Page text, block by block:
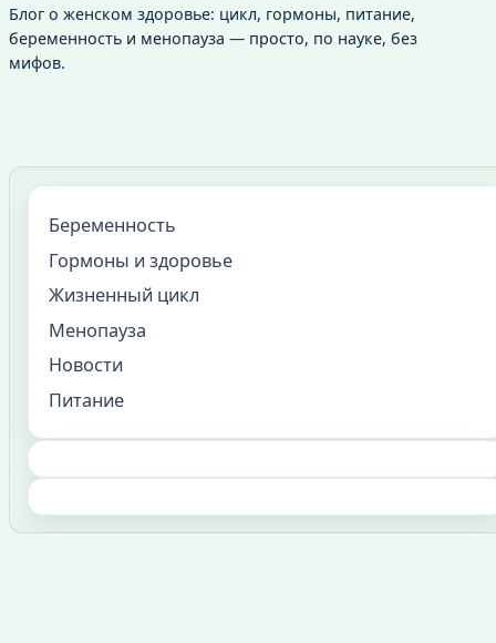
Блог о женском здоровье: цикл, гормоны, питание,
беременность и менопауза — просто, по науке, без
мифов.
Беременность
Гормоны и здоровье
Жизненный цикл
Менопауза
Новости
Питание